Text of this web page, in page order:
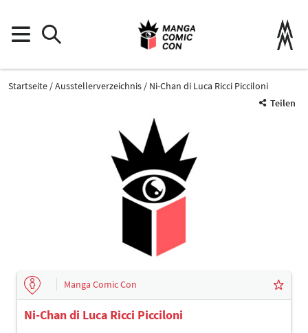
Startseite Ausstellerverzeichnis
Ni-Chan di Luca Ricci Picciloni
Teilen
Manga Comic Con
Ni-Chan di Luca Ricci Picciloni